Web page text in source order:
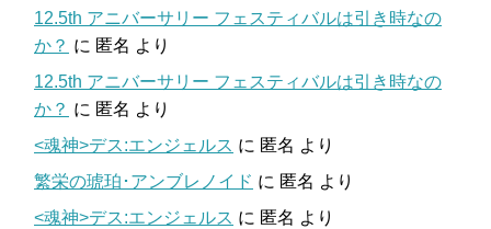
12.5th アニバーサリー フェスティバルは引き時なの
か？ に 匿名 より
12.5th アニバーサリー フェスティバルは引き時なの
か？ に 匿名 より
<魂神>デス:エンジェルス に 匿名 より
繁栄の琥珀･アンブレノイド に 匿名 より
<魂神>デス:エンジェルス に 匿名 より